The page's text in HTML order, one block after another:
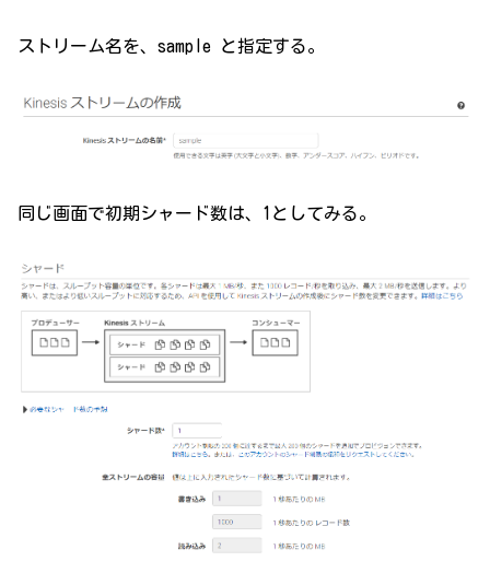
ストリーム名を、sample と指定する。
同じ画面で初期シャード数は、1としてみる。